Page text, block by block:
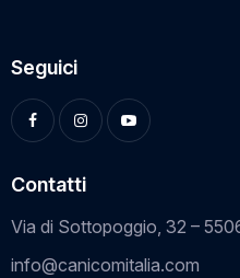
Seguici
Contatti
Via di Sottopoggio, 32 –
info@canicomitalia.com